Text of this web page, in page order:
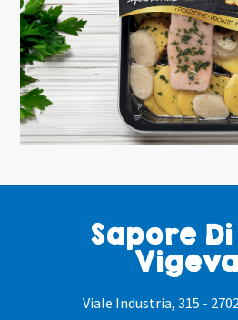
Sapore
Viale Industria, 315 -